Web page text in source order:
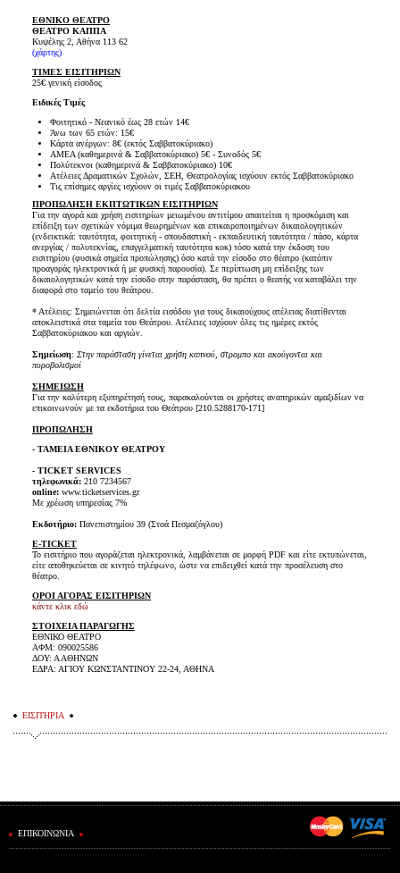
ΕΘΝΙΚΟ ΘΕΑΤΡΟ
ΘΕΑΤΡΟ ΚΑΠΠΑ
Κυψέλης 2, Αθήνα 113 62
(χάρτης)
ΤΙΜΕΣ ΕΙΣΙΤΗΡΙΩΝ
25€ γενική είσοδος
Ειδικές Τιμές
Φοιτητικό - Νεανικό έως 28 ετών 14€
Άνω των 65 ετών: 15€
Κάρτα ανέργων: 8€ (εκτός Σαββατοκύριακο)
ΑΜΕΑ (καθημερινά & Σαββατοκύριακο) 5€ - Συνοδός 5€
Πολύτεκνοι (καθημερινά & Σαββατοκύριακο) 10€
Ατέλειες Δραματικών Σχολών, ΣΕΗ, Θεατρολογίας ισχύουν εκτός Σαββατοκύριακο
Τις επίσημες αργίες ισχύουν οι τιμές Σαββατοκύριακου
ΠΡΟΠΩΛΗΣΗ ΕΚΠΤΩΤΙΚΩΝ ΕΙΣΙΤΗΡΙΩΝ
Για την αγορά και χρήση εισιτηρίων μειωμένου αντιτίμου απαιτείται η προσκόμιση και
επίδειξη των σχετικών νόμιμα θεωρημένων και επικαιροποιημένων δικαιολογητικών
(ενδεικτικά: ταυτότητα, φοιτητική - σπουδαστική - εκπαιδευτική ταυτότητα / πάσο, κάρτα
ανεργίας / πολυτεκνίας, επαγγελματική ταυτότητα κοκ) τόσο κατά την έκδοση του
εισιτηρίου (φυσικά σημεία προπώλησης) όσο κατά την είσοδο στο θέατρο (κατόπιν
προαγοράς ηλεκτρονικά ή με φυσική παρουσία). Σε περίπτωση μη επίδειξης των
δικαιολογητικών κατά την είσοδο στην παράσταση, θα πρέπει ο θεατής να καταβάλει την
διαφορά στο ταμείο του θεάτρου.
* Ατέλειες: Σημειώνεται ότι δελτία εισόδου για τους δικαιούχους ατέλειας διατίθενται
αποκλειστικά στα ταμεία του Θεάτρου. Ατέλειες ισχύουν όλες τις ημέρες εκτός
Σαββατοκύριακου και αργιών.
Σημείωση: Στην παράσταση γίνεται χρήση καπνού, στρομπο και ακούγονται και
πυροβολισμοί
ΣΗΜΕΙΩΣΗ
Για την καλύτερη εξυπηρέτησή τους, παρακαλούνται οι χρήστες αναπηρικών αμαξιδίων να
επικοινωνούν με τα εκδοτήρια του Θεάτρου [210.5288170-171]
ΠΡΟΠΩΛΗΣΗ
- ΤΑΜΕΙΑ ΕΘΝΙΚΟΥ ΘΕΑΤΡΟΥ
- TICKET SERVICES
τηλεφωνικά:210 7234567
online:www.ticketservices.gr
Με χρέωση υπηρεσίας 7%
Εκδοτήριο:Πανεπιστημίου 39 (Στοά Πεσμαζόγλου)
E-TICKET
Το εισιτήριο που αγοράζεται ηλεκτρονικά, λαμβάνεται σε μορφή PDF και είτε εκτυπώνεται,
είτε αποθηκεύεται σε κινητό τηλέφωνο, ώστε να επιδειχθεί κατά την προσέλευση στο
θέατρο.
ΟΡΟΙ ΑΓΟΡΑΣ ΕΙΣΙΤΗΡΙΩΝ
κάντε κλικ εδώ
ΣΤΟΙΧΕΙΑ ΠΑΡΑΓΩΓΗΣ
ΕΘΝΙΚΟ ΘΕΑΤΡΟ
ΑΦΜ: 090025586
ΔΟΥ: Α ΑΘΗΝΩΝ
ΕΔΡΑ: ΑΓΙΟΥ ΚΩΝΣΤΑΝΤΙΝΟΥ 22-24, ΑΘΗΝΑ
ΕΙΣΙΤΗΡΙΑ
ΕΠΙΚΟΙΝΩΝΙΑ